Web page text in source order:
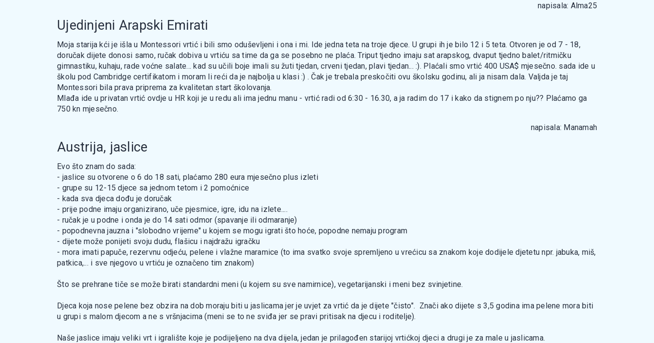
napisala: Alma25
Ujedinjeni Arapski Emirati
Moja starija kći je išla u Montessori vrtić i bili smo oduševljeni i ona i mi. Ide jedna teta na troje djece. U grupi ih je bilo 12 i 5 teta. Otvoren je od 7 - 18,
doručak dijete donosi samo, ručak dobiva u vrtiću sa time da ga se posebno ne plaća. Triput tjedno imaju sat arapskog, dvaput tjedno balet/ritmičku
gimnastiku, kuhaju, rade voćne salate... kad su učili boje imali su žuti tjedan, crveni tjedan, plavi tjedan... :). Plaćali smo vrtić 400 USA$ mjesečno. sada ide u
školu pod Cambridge certifikatom i moram li reći da je najbolja u klasi :) . Čak je trebala preskočiti ovu školsku godinu, ali ja nisam dala. Valjda je taj
Montessori bila prava priprema za kvalitetan start školovanja.
Mlađa ide u privatan vrtić ovdje u HR koji je u redu ali ima jednu manu - vrtić radi od 6:30 - 16.30, a ja radim do 17 i kako da stignem po nju?? Plaćamo ga
750 kn mjesečno.
napisala: Manamah
Austrija, jaslice
Evo što znam do sada:
- jaslice su otvorene o 6 do 18 sati, plaćamo 280 eura mjesečno plus izleti
- grupe su 12-15 djece sa jednom tetom i 2 pomoćnice
- kada sva djeca dođu je doručak
- prije podne imaju organizirano, uče pjesmice, igre, idu na izlete....
- ručak je u podne i onda je do 14 sati odmor (spavanje ili odmaranje)
- popodnevna jauzna i "slobodno vrijeme" u kojem se mogu igrati što hoće, popodne nemaju program
- dijete može ponijeti svoju dudu, flašicu i najdražu igračku
- mora imati papuče, rezervnu odjeću, pelene i vlažne maramice (to ima svatko svoje spremljeno u vrećicu sa znakom koje dodijele djetetu npr. jabuka, miš,
patkica,... i sve njegovo u vrtiću je označeno tim znakom)
Što se prehrane tiče se može birati standardni meni (u kojem su sve namirnice), vegetarijanski i meni bez svinjetine.
Djeca koja nose pelene bez obzira na dob moraju biti u jaslicama jer je uvjet za vrtić da je dijete "čisto". Znači ako dijete s 3,5 godina ima pelene mora biti
u grupi s malom djecom a ne s vršnjacima (meni se to ne sviđa jer se pravi pritisak na djecu i roditelje).
Naše jaslice imaju veliki vrt i igralište koje je podijeljeno na dva dijela, jedan je prilagođen starijoj vrtićkoj djeci a drugi je za male u jaslicama.